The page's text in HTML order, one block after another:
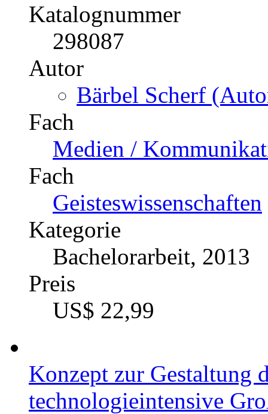
Katalognummer
298087
Autor
Bärbel Scherf
Fach
Medien /
Fach
Geisteswissenschaften
Kategorie
Bachelorarbeit, 2013
Preis
US$ 22,99
Konzept zur Gestaltung
technologieintensive